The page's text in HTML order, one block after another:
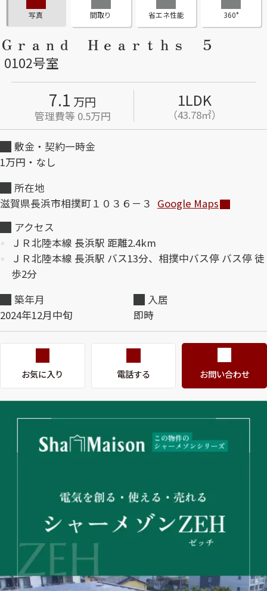
ShaMaison STYLE
らくらく内見
シャーメゾンライフサポート
自立型サービス付き・シニア向け
お問い合わせ・よくある質問
シャーメゾンライフ CLUB
らくらくパートナー
シャーメゾンライフ GUARD
らくらくプラチナ
写真 間取り 省エネ性能 360°
Ｇｒａｎｄ Ｈｅａｒｔｈｓ ５
0102号室
7.1 万円
管理費等 0.5万円
1LDK
（43.78㎡）
敷金・契約一時金
1万円・なし
所在地
滋賀県長浜市相撲町１０３６－３ Google Maps
アクセス
ＪＲ北陸本線 長浜駅 距離2.4km
ＪＲ北陸本線 長浜駅 バス13分、相撲中バス停 バス停 徒
歩2分
築年月
2024年12月中旬
入居
即時
お気に入り 電話する お問い合わせ